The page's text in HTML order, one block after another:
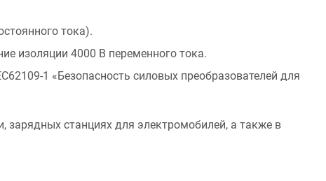
тока).
изоляции 4000 В переменного тока.
1 «Безопасность силовых преобразователей для
зарядных станциях для электромобилей, а также в